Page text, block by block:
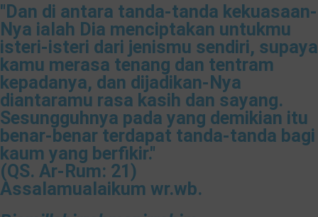
"Dan di antara tanda-tanda kekuasaan-
Nya ialah Dia menciptakan untukmu
isteri-isteri dari jenismu sendiri, supaya
kamu merasa tenang dan tentram
kepadanya, dan dijadikan-Nya
diantaramu rasa kasih dan sayang.
Sesungguhnya pada yang demikian itu
benar-benar terdapat tanda-tanda bagi
kaum yang berfikir."
(QS. Ar-Rum: 21)
Assalamualaikum wr.wb.